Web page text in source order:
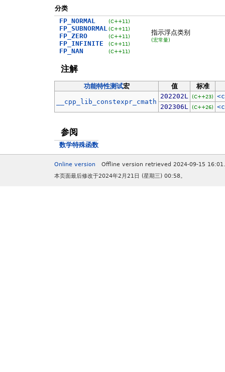
分类
FP_NORMAL
FP_SUBNORMAL
FP_ZERO
FP_INFINITE
FP_NAN
(C++11)
(C++11)
(C++11)
(C++11)
(C++11)
指示浮点类别
(宏常量)
注解
功能特性测试宏 值 标准
__cpp_lib_constexpr_cmath
202202L (C++23)
202306L
(C++26)
参阅
数学特殊函数
Online version
Offline version retrieved 2024-09-15 16:01.
本页面最后修改于2024年2月21日 (星期三) 00:58。